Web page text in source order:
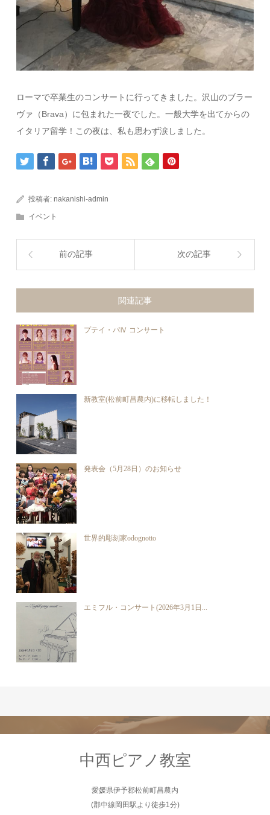
ローマで卒業生のコンサートに行ってきました。沢山のブラー
ヴァ（Brava）に包まれた一夜でした。一般大学を出てからの
イタリア留学！この夜は、私も思わず涙しました。
投稿者:nakanishi-admin
イベント
前の記事 次の記事
関連記事
プテイ・パⅣ コンサート
新教室(松前町昌農内)に移転しました！
発表会（5月28日）のお知らせ
世界的彫刻家odognotto
エミフル・コンサート(2026年3月1日...
中西ピアノ教室
愛媛県伊予郡松前町昌農内
(郡中線岡田駅より徒歩1分)